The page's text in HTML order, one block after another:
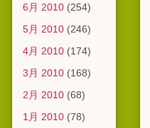
6月 2010 (254)
5月 2010 (246)
4月 2010 (174)
3月 2010 (168)
2月 2010 (68)
1月 2010 (78)